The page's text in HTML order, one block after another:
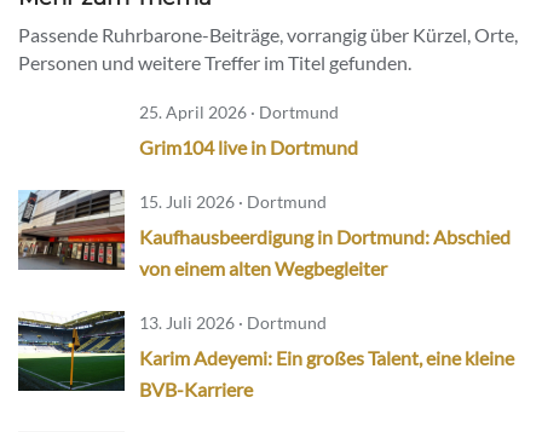
Passende Ruhrbarone-Beiträge, vorrangig über Kürzel, Orte,
Personen und weitere Treffer im Titel gefunden.
25. April 2026 · Dortmund
Grim104 live in Dortmund
15. Juli 2026 · Dortmund
Kaufhausbeerdigung in Dortmund: Abschied
von einem alten Wegbegleiter
13. Juli 2026 · Dortmund
Karim Adeyemi: Ein großes Talent, eine kleine
BVB-Karriere